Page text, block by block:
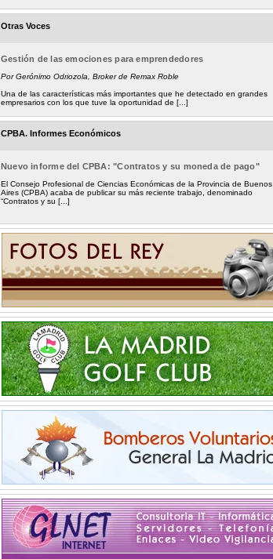
Otras Voces
Gestión de las emociones para emprendedores
Por Gerónimo Odriozola, Broker de Remax Roble
Una de las características más importantes que he detectado en grandes
empresarios con los que tuve la oportunidad de [...]
CPBA. Informes Económicos
Nuevo informe del CPBA: "Contratos y su moneda de pago"
El Consejo Profesional de Ciencias Económicas de la Provincia de Buenos
Aires (CPBA) acaba de publicar su más reciente trabajo, denominado
“Contratos y su [...]